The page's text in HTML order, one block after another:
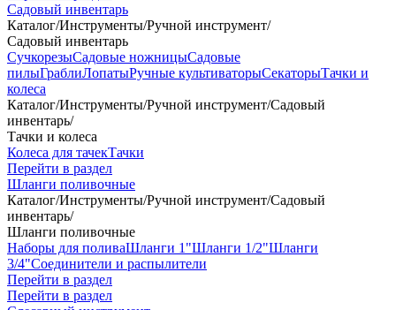
Садовый инвентарь
Каталог/Инструменты/Ручной инструмент/
Садовый инвентарь
СучкорезыСадовые ножницыСадовые
пилыГраблиЛопатыРучные культиваторыСекаторыТачки и
колеса
Каталог/Инструменты/Ручной инструмент/Садовый
инвентарь/
Тачки и колеса
Колеса для тачекТачки
Перейти в раздел
Шланги поливочные
Каталог/Инструменты/Ручной инструмент/Садовый
инвентарь/
Шланги поливочные
Наборы для поливаШланги 1"Шланги 1/2"Шланги
3/4"Соединители и распылители
Перейти в раздел
Перейти в раздел